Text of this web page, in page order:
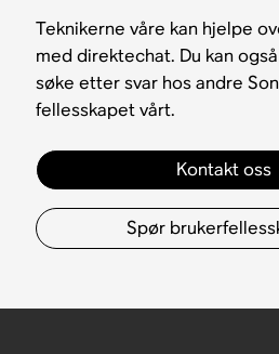
Teknikerne våre kan hjelpe
med direktechat. Du kan
søke etter svar hos andre
fellesskapet vårt.
Kontakt oss
Spør